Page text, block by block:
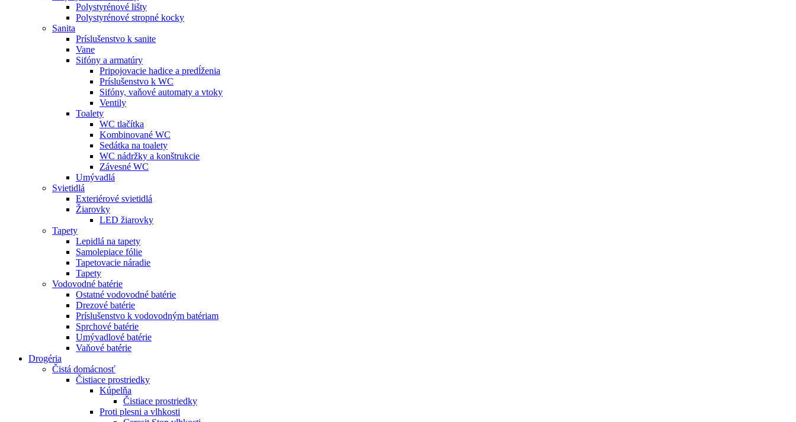
Polystyrénové lišty
Polystyrénové stropné kocky
Sanita
Príslušenstvo k sanite
Vane
Sifóny a armatúry
Pripojovacie hadice a predĺženia
Príslušenstvo k WC
Sifóny, vaňové automaty a vtoky
Ventily
Toalety
WC tlačítka
Kombinované WC
Sedátka na toalety
WC nádržky a konštrukcie
Závesné WC
Umývadlá
Svietidlá
Exteriérové svietidlá
Žiarovky
LED žiarovky
Tapety
Lepidlá na tapety
Samolepiace fólie
Tapetovacie náradie
Tapety
Vodovodné batérie
Ostatné vodovodné batérie
Drezové batérie
Príslušenstvo k vodovodným batériam
Sprchové batérie
Umývadlové batérie
Vaňové batérie
Drogéria
Čistá domácnosť
Čistiace prostriedky
Kúpelňa
Čistiace prostriedky
Proti plesni a vlhkosti